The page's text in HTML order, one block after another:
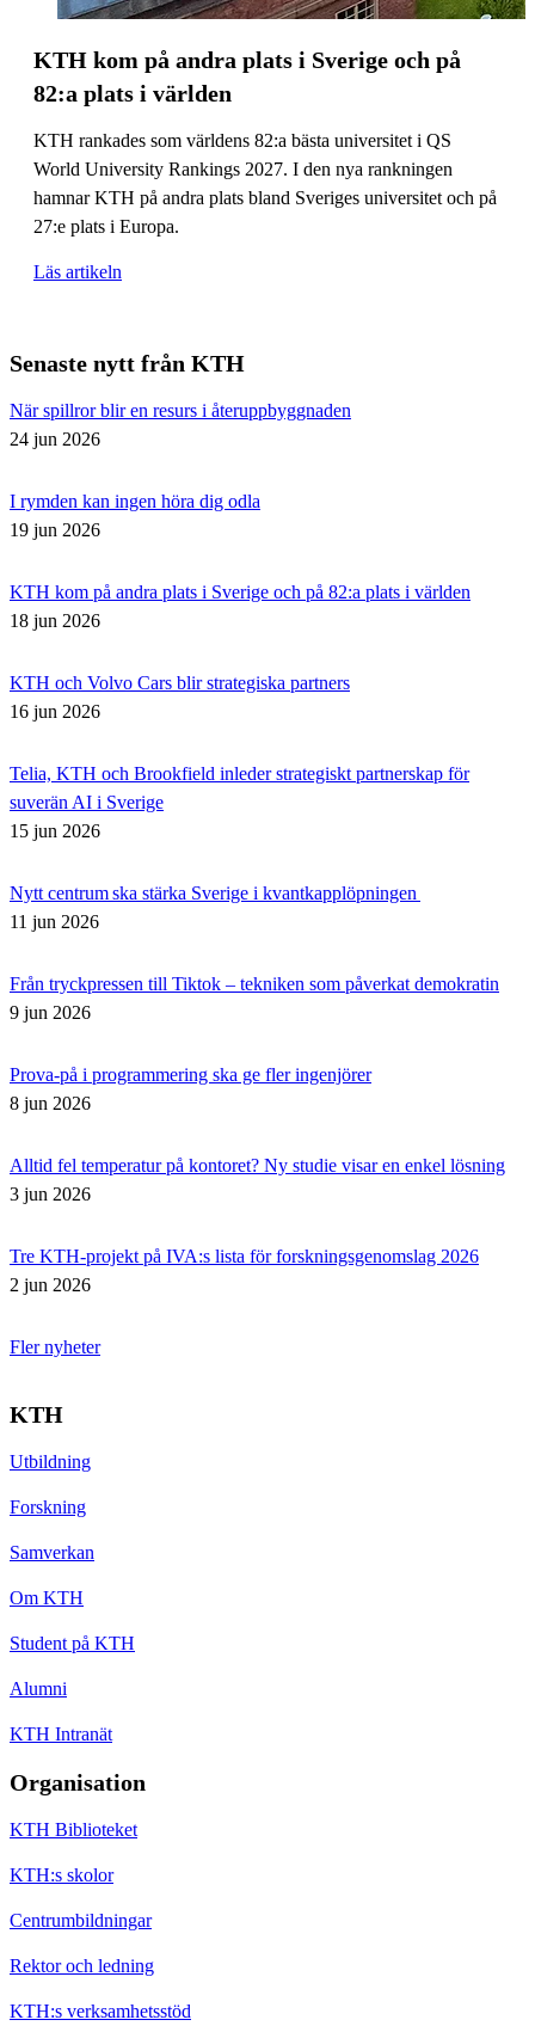
KTH kom på andra plats i Sverige och på
82:a plats i världen
KTH rankades som världens 82:a bästa universitet i QS
World University Rankings 2027. I den nya rankningen
hamnar KTH på andra plats bland Sveriges universitet och på
27:e plats i Europa.
Läs artikeln
Senaste nytt från KTH
När spillror blir en resurs i återuppbyggnaden
24 jun 2026
I rymden kan ingen höra dig odla
19 jun 2026
KTH kom på andra plats i Sverige och på 82:a plats i världen
18 jun 2026
KTH och Volvo Cars blir strategiska partners
16 jun 2026
Telia, KTH och Brookfield inleder strategiskt partnerskap för
suverän AI i Sverige
15 jun 2026
Nytt centrum ska stärka Sverige i kvantkapplöpningen
11 jun 2026
Från tryckpressen till Tiktok – tekniken som påverkat demokratin
9 jun 2026
Prova-på i programmering ska ge fler ingenjörer
8 jun 2026
Alltid fel temperatur på kontoret? Ny studie visar en enkel lösning
3 jun 2026
Tre KTH-projekt på IVA:s lista för forskningsgenomslag 2026
2 jun 2026
Fler nyheter
KTH
Utbildning
Forskning
Samverkan
Om KTH
Student på KTH
Alumni
KTH Intranät
Organisation
KTH Biblioteket
KTH:s skolor
Centrumbildningar
Rektor och ledning
KTH:s verksamhetsstöd